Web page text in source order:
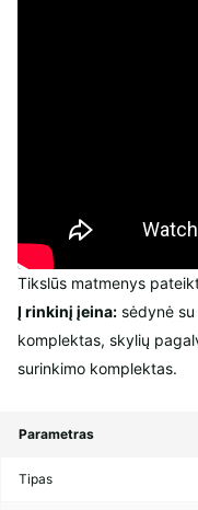
Tikslūs matmenys
Į rinkinį įeina: sėdynė
komplektas, skylių
surinkimo komplektas.
Parametras
Tipas